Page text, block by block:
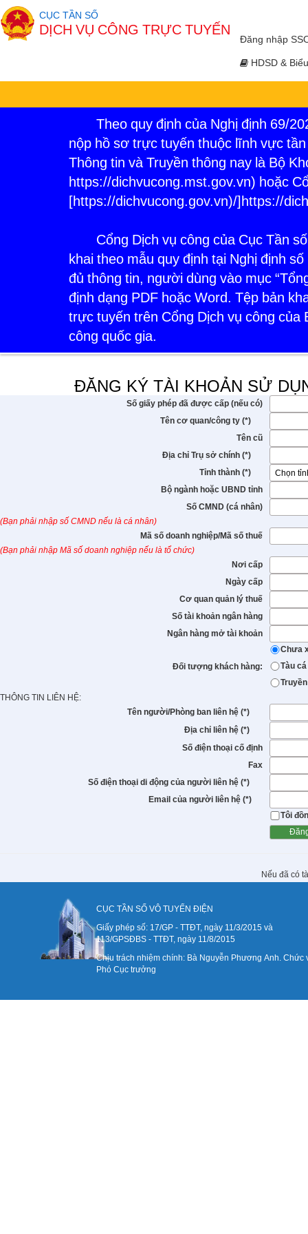
CỤC TẦN SỐ
DỊCH VỤ CÔNG TRỰC TUYẾN
Đăng nhập
HDSD &
Theo quy định của Nghị định 69/
nộp hồ sơ trực tuyến thuộc lĩnh vực
Thông tin và Truyền thông nay là Bộ
https://dichvucong.mst.gov.vn) hoặc
[https://dichvucong.gov.vn)/]https://
Cổng Dịch vụ công của Cục Tần số
khai theo mẫu quy định tại Nghị định
đủ thông tin, người dùng vào mục
định dạng PDF hoặc Word. Tệp bản
trực tuyến trên Cổng Dịch vụ công của
công quốc gia.
ĐĂNG KÝ TÀI KHOẢN SỬ
Số giấy phép đã được cấp (nếu có)
Tên cơ quan/công ty (*)
Tên cũ
Địa chỉ Trụ sở chính (*)
Tỉnh thành (*)
Bộ ngành hoặc UBND tỉnh
Số CMND (cá nhân)
(Bạn phải nhập số CMND nếu là cá nhân)
Mã số doanh nghiệp/Mã số thuế
(Bạn phải nhập Mã số doanh nghiệp nếu là tổ chức)
Nơi cấp
Ngày cấp
Cơ quan quản lý thuế
Số tài khoản ngân hàng
Ngân hàng mở tài khoản
Đối tượng khách hàng:
Chưa
Tàu cá
THÔNG TIN LIÊN HỆ:
Tên người/Phòng ban liên hệ (*)
Địa chỉ liên hệ (*)
Số điện thoại cố định
Fax
Số điện thoại di động của người liên hệ (*)
Email của người liên hệ (*)
Tôi
Nếu đã có
CỤC TẦN SỐ VÔ TUYẾN ĐIỆN
Giấy phép số: 17/GP - TTĐT, ngày 11/3/2015 và
113/GPSĐBS - TTĐT, ngày 11/8/2015
Chịu trách nhiệm chính: Bà Nguyễn Phương Anh. Chức
Phó Cục trưởng